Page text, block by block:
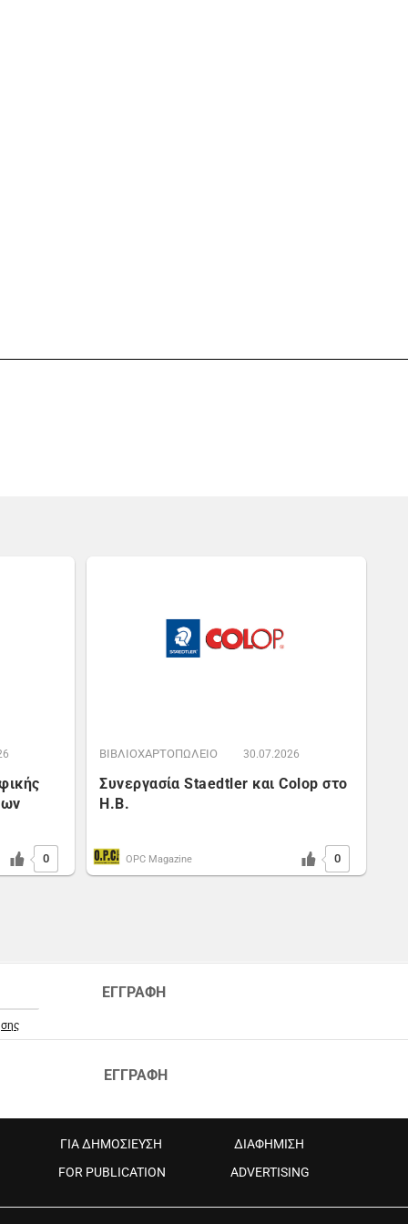
0
ΒΙΒΛΙΟΧΑΡΤΟΠΩΛΕΙΟ 30.07.2026
Συνεργασία Staedtler και Colop στο
Η.Β.
OPC Magazine 0
ΕΓΓΡΑΦΗ
ΕΓΓΡΑΦΗ
ΓΙΑ ΔΗΜΟΣΙΕΥΣΗ
ΔΙΑΦΗΜΙΣΗ
FOR PUBLICATION ADVERTISING